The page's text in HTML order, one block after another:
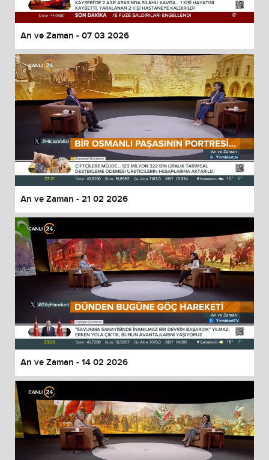
An ve Zaman - 07 03 2026
An ve Zaman - 21 02 2026
An ve Zaman - 14 02 2026